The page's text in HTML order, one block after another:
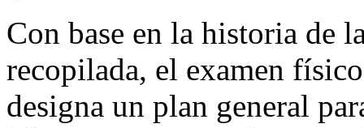
Con base en la historia de
recopilada, el examen
designa un plan general